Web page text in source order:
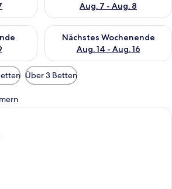
Aug. 7 - Aug. 8
für dieses Wochenende, Aug. 7
Nächstes Wochenende
Aug. 14 - Aug. 16
Überprüfe die Verfügbarkeit
Über 3 Betten
Ein Hotelzimmer mit einem großen